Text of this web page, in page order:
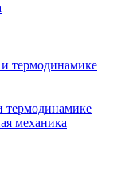
термодинамике
термодинамике
механика